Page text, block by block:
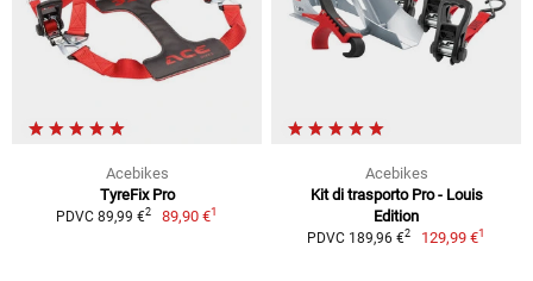
Acebikes
TyreFix Pro
PDVC 89,99 €2 89,90 €1
Acebikes
Kit di trasporto Pro - Louis
Edition
PDVC 189,96 €2 129,99 €1